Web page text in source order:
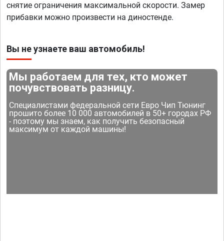
снятие ограничения максимальной скорости. Замер
прибавки можно произвести на диностенде.
Вы не узнаете ваш автомобиль!
Мы работаем для тех, кто может
почувствовать разницу.
Специалистами федеральной сети Евро Чип Тюнинг
прошито более 10 000 автомобилей в 50+ городах РФ
- поэтому мы знаем, как получить безопасный
максимум от каждой машины!